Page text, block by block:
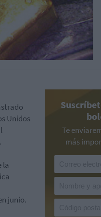
Unidos
la
junio.
Te
más